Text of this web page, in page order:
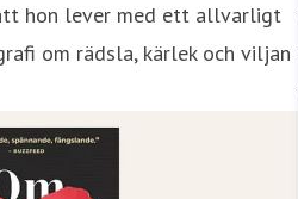
hon lever med ett allvarligt
om rädsla, kärlek och viljan